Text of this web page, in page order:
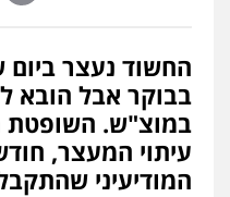
גיא זהבי
פלילי
בבוקר אבל הובא
במוצ"ש. השופטת
עיתוי המעצר,
המודיעיני